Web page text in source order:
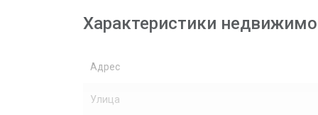
Характеристики
Адрес
Улица